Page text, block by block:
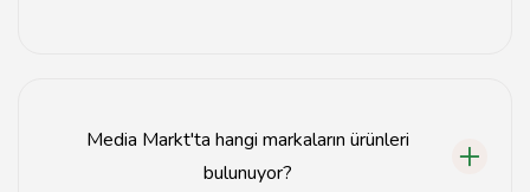
Media Markt şubesine başvurmanız yeterlidir.
Media Markt'ta hangi markaların ürünleri
bulunuyor?